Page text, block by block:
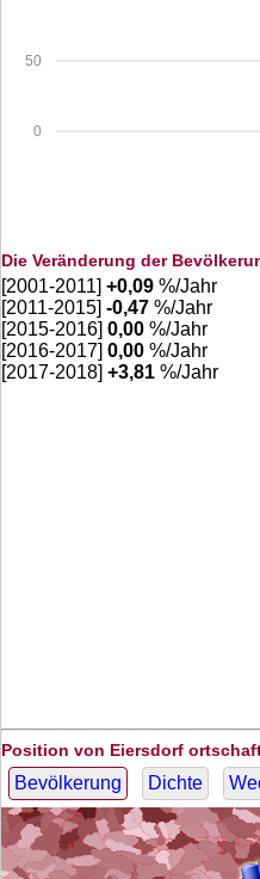
0
50
Die Veränderung der
[2001-2011] +0,09 %/Jahr
[2011-2015] -0,47 %/Jahr
[2015-2016] 0,00 %/Jahr
[2016-2017] 0,00 %/Jahr
[2017-2018] +3,81 %/Jahr
Position von Eiersdorf
Bevölkerung Dichte